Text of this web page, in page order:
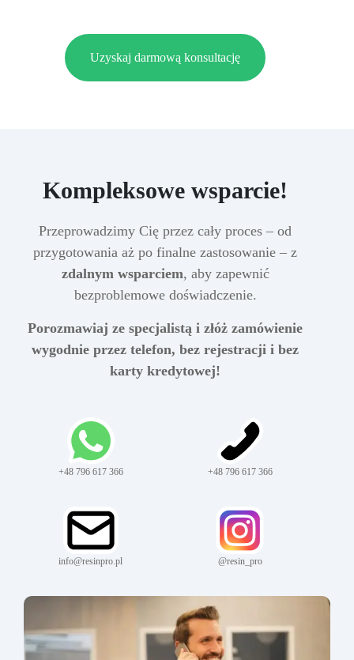
Uzyskaj darmową konsultację
Kompleksowe wsparcie!
Przeprowadzimy Cię przez cały proces – od
przygotowania aż po finalne zastosowanie – z
zdalnym wsparciem, aby zapewnić
bezproblemowe doświadczenie.
Porozmawiaj ze specjalistą i złóż zamówienie
wygodnie przez telefon, bez rejestracji i bez
karty kredytowej!
+48 796 617 366 +48 796 617 366
info@resinpro.pl @resin_pro